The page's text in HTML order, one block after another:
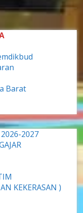
Barat
2027
KEKERASAN )